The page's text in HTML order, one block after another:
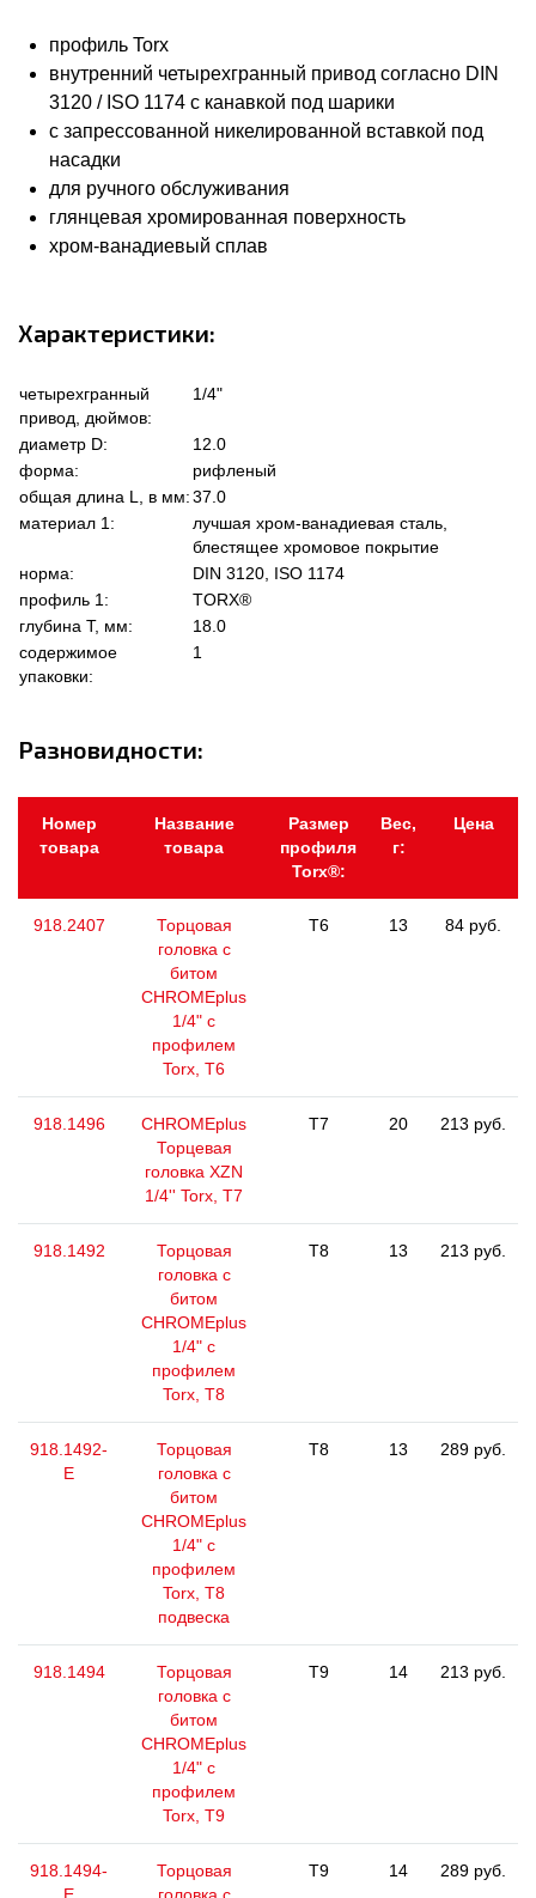
профиль Torx
внутренний четырехгранный привод согласно DIN
3120 / ISO 1174 с канавкой под шарики
с запрессованной никелированной вставкой под
насадки
для ручного обслуживания
глянцевая хромированная поверхность
хром-ванадиевый сплав
Характеристики:
четырехгранный
привод, дюймов:
1/4"
диаметр D:
12.0
форма:
рифленый
общая длина L, в мм:37.0
материал 1:
лучшая хром-ванадиевая сталь,
блестящее хромовое покрытие
норма:
DIN 3120, ISO 1174
профиль 1:
TORX®
глубина Т, мм:
18.0
содержимое
упаковки:
1
Разновидности:
Номер
товара
Название
товара
Размер
профиля
Torx®:
Вес,
г:
Цена
918.2407
Торцовая
головка с
битом
CHROMEplus
1/4" с
профилем
Torx, T6
T6 13 84 руб.
918.1496
CHROMEplus
Торцевая
головка XZN
1/4'' Torx, T7
T7 20 213 руб.
918.1492
Торцовая
головка с
битом
CHROMEplus
1/4" с
профилем
Torx, T8
T8 13 213 руб.
918.1492-
E
Торцовая
головка с
битом
CHROMEplus
1/4" с
профилем
Torx, T8
подвеска
T8 13 289 руб.
918.1494
Торцовая
головка с
битом
CHROMEplus
1/4" с
профилем
Torx, T9
T9 14 213 руб.
918.1494-
Торцовая
T9 14 289 руб.